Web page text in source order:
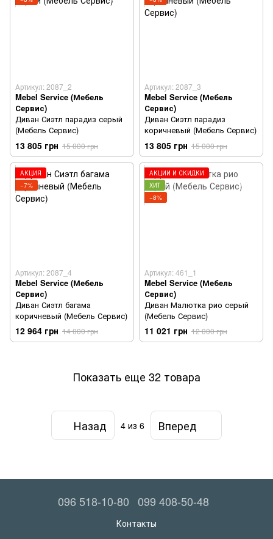
Артикул: 2087_2
Mebel Service (Мебель
Сервис)
Диван Сиэтл парадиз серый
(Мебель Сервис)
13 805 грн 15 000 грн
Артикул: 2087_3
Mebel Service (Мебель
Сервис)
Диван Сиэтл парадиз
коричневый (Мебель Сервис)
13 805 грн 15 000 грн
АКЦИЯ
−7%
Артикул: 2087_4
Mebel Service (Мебель
Сервис)
Диван Сиэтл багама
коричневый (Мебель Сервис)
12 964 грн 14 000 грн
АКЦИИ И СКИДКИ
ХИТ
−8%
Артикул: 461_1
Mebel Service (Мебель
Сервис)
Диван Малютка рио серый
(Мебель Сервис)
11 021 грн 12 000 грн
Показать еще 32 товара
Назад 4 из 6 Вперед
096 518-10-80 099 408-50-48
Контакты